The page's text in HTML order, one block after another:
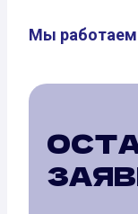
Мы работаем